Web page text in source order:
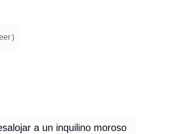
)
a un inquilino moroso